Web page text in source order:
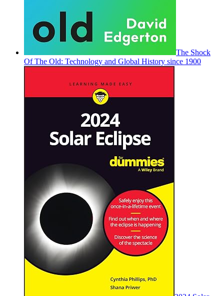
The Shock
Of The Old: Technology and Global History since 1900